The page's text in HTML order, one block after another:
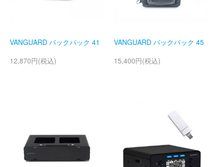
VANGUARD バックパック 41
12,870円(税込)
VANGUARD バックパック 45
15,400円(税込)